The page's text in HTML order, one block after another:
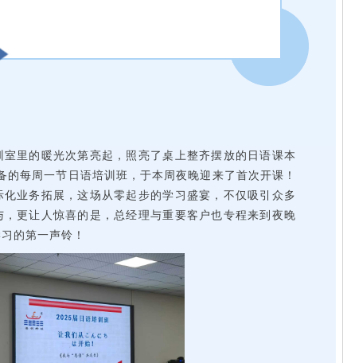
里的暖光次第亮起，照亮了桌上整齐摆放的日语课本
每周一节日语培训班，于本周夜晚迎来了首次开课！
业务拓展，这场从零起步的学习盛宴，不仅吸引众多
更让人惊喜的是，总经理与重要客户也专程来到夜晚
的第一声铃！